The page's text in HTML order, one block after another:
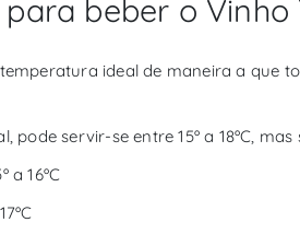
beber o Vinho
ideal de maneira a que
servir-se entre 15º a 18ºC,
a 16ºC